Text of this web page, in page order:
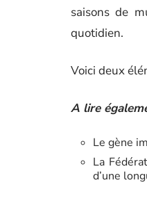
saisons de
quotidien.
Voici deux
A lire
Le gène
La
d’une